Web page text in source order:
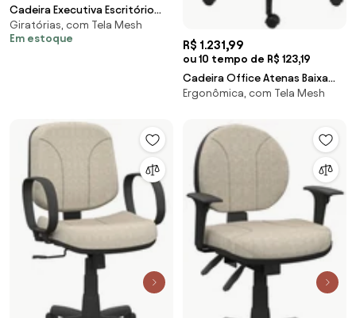
Cadeira Executiva Escritório
Royal Baixa PU Sintético Preta
G56 - Gran Belo
Giratórias, com Tela Mesh
Em estoque
R$ 1.231,99
ou 10 tempo de R$ 123,19
Cadeira Office Atenas Baixa
Tela Mesh Preta com Base
House
Ergonômica, com Tela Mesh